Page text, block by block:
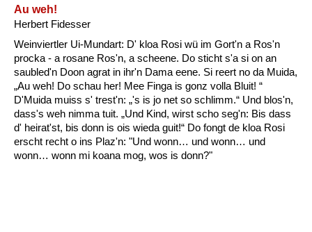
Au weh!
Herbert Fidesser
Weinviertler Ui-Mundart: D' kloa Rosi wü im Gort'n a Ros'n
procka - a rosane Ros'n, a scheene. Do sticht s'a si on an
saubled'n Doon agrat in ihr'n Dama eene. Si reert no da Muida,
„Au weh! Do schau her! Mee Finga is gonz volla Bluit! “
D'Muida muiss s' trest'n: „'s is jo net so schlimm.“ Und blos'n,
dass's weh nimma tuit. „Und Kind, wirst scho seg'n: Bis dass
d' heirat'st, bis donn is ois wieda guit!“ Do fongt de kloa Rosi
erscht recht o ins Plaz'n: "Und wonn… und wonn… und
wonn… wonn mi koana mog, wos is donn?"